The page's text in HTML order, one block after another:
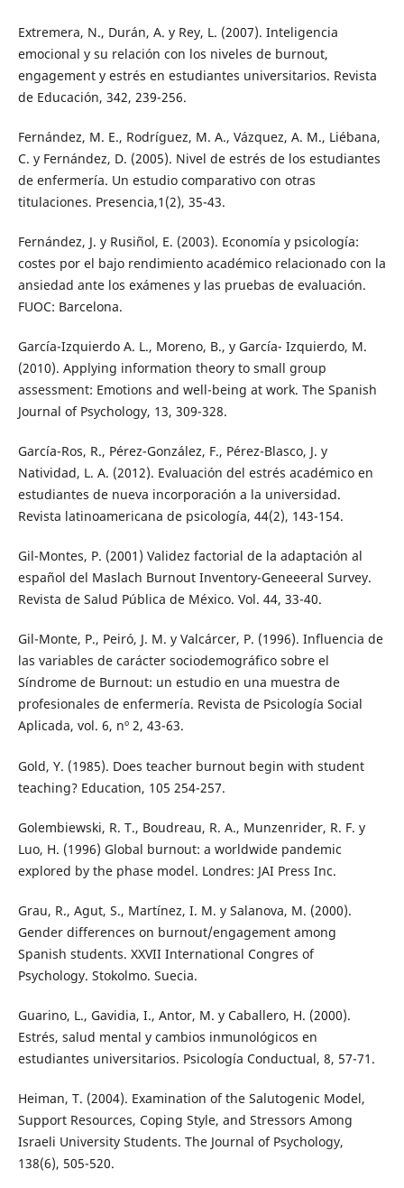
Extremera, N., Durán, A. y Rey, L. (2007). Inteligencia
emocional y su relación con los niveles de burnout,
engagement y estrés en estudiantes universitarios. Revista
de Educación, 342, 239-256.
Fernández, M. E., Rodríguez, M. A., Vázquez, A. M., Liébana,
C. y Fernández, D. (2005). Nivel de estrés de los estudiantes
de enfermería. Un estudio comparativo con otras
titulaciones. Presencia,1(2), 35-43.
Fernández, J. y Rusiñol, E. (2003). Economía y psicología:
costes por el bajo rendimiento académico relacionado con la
ansiedad ante los exámenes y las pruebas de evaluación.
FUOC: Barcelona.
García-Izquierdo A. L., Moreno, B., y García- Izquierdo, M.
(2010). Applying information theory to small group
assessment: Emotions and well-being at work. The Spanish
Journal of Psychology, 13, 309-328.
García-Ros, R., Pérez-González, F., Pérez-Blasco, J. y
Natividad, L. A. (2012). Evaluación del estrés académico en
estudiantes de nueva incorporación a la universidad.
Revista latinoamericana de psicología, 44(2), 143-154.
Gil-Montes, P. (2001) Validez factorial de la adaptación al
español del Maslach Burnout Inventory-Geneeeral Survey.
Revista de Salud Pública de México. Vol. 44, 33-40.
Gil-Monte, P., Peiró, J. M. y Valcárcer, P. (1996). Influencia de
las variables de carácter sociodemográfico sobre el
Síndrome de Burnout: un estudio en una muestra de
profesionales de enfermería. Revista de Psicología Social
Aplicada, vol. 6, nº 2, 43-63.
Gold, Y. (1985). Does teacher burnout begin with student
teaching? Education, 105 254-257.
Golembiewski, R. T., Boudreau, R. A., Munzenrider, R. F. y
Luo, H. (1996) Global burnout: a worldwide pandemic
explored by the phase model. Londres: JAI Press Inc.
Grau, R., Agut, S., Martínez, I. M. y Salanova, M. (2000).
Gender differences on burnout/engagement among
Spanish students. XXVII International Congres of
Psychology. Stokolmo. Suecia.
Guarino, L., Gavidia, I., Antor, M. y Caballero, H. (2000).
Estrés, salud mental y cambios inmunológicos en
estudiantes universitarios. Psicología Conductual, 8, 57-71.
Heiman, T. (2004). Examination of the Salutogenic Model,
Support Resources, Coping Style, and Stressors Among
Israeli University Students. The Journal of Psychology,
138(6), 505-520.